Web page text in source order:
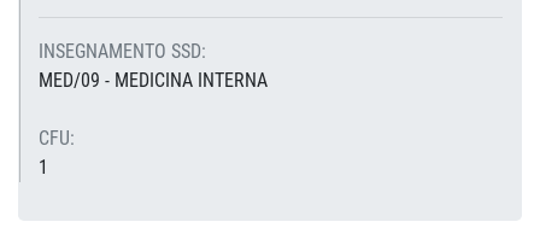
INSEGNAMENTO SSD:
MED/09 - MEDICINA INTERNA
CFU:
1